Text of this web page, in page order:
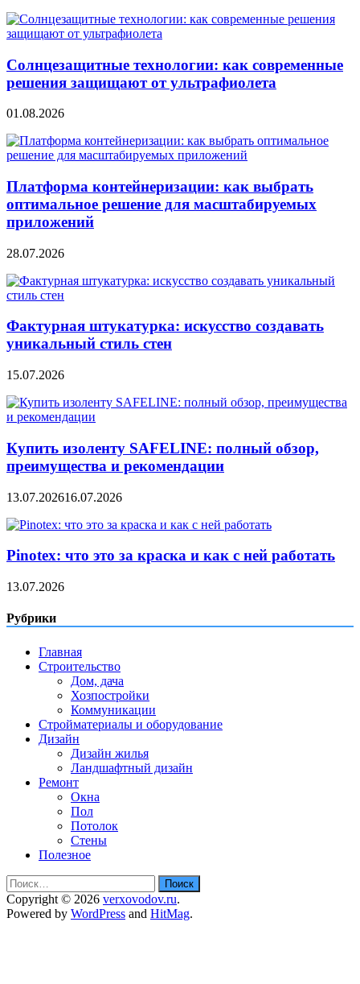
Солнцезащитные технологии: как современные
решения защищают от ультрафиолета
01.08.2026
Платформа контейнеризации: как выбрать
оптимальное решение для масштабируемых
приложений
28.07.2026
Фактурная штукатурка: искусство создавать
уникальный стиль стен
15.07.2026
Купить изоленту SAFELINE: полный обзор,
преимущества и рекомендации
13.07.202616.07.2026
Pinotex: что это за краска и как с ней работать
13.07.2026
Рубрики
Главная
Строительство
Дом, дача
Хозпостройки
Коммуникации
Стройматериалы и оборудование
Дизайн
Дизайн жилья
Ландшафтный дизайн
Ремонт
Окна
Пол
Потолок
Стены
Полезное
Найти:
Copyright © 2026 verxovodov.ru.
Powered by WordPress and HitMag.